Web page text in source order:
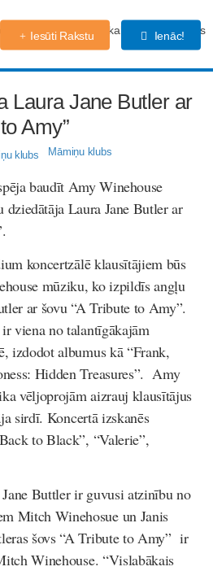
Grūtniecības kalendārs Forums
Iesūti Rakstu Ienāc!
Laura Jane Butler ar
Amy”
Māmiņu klubs
baudīt Amy Winehouse
Laura Jane Butler ar
koncertzālē klausītājiem būs
mūziku, ko izpildīs angļu
ar šovu “A Tribute to Amy”.
viena no talantīgākajām
izdodot albumus kā “Frank,
Hidden Treasures”. Amy
vēljoprojām aizrauj klausītājus
sirdī. Koncertā izskanēs
to Black”, “Valerie”,
Buttler ir guvusi atzinību no
Mitch Winehosue un Janis
šovs “A Tribute to Amy” ir
Winehouse. “Vislabākais